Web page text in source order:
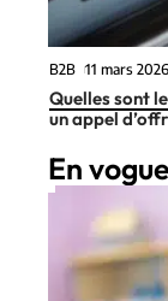
B2B 11 mars 2026
Quelles sont
un appel
En vogue